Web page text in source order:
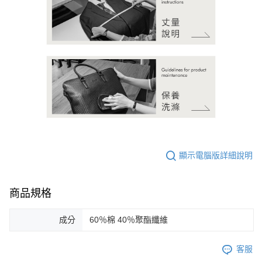
顯示電腦版詳細說明
商品規格
成分 60％棉 40％聚酯纖維
客服